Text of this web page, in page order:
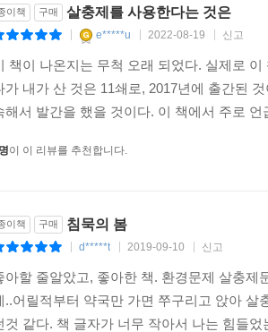
조화가 아름다운 어느 작은 마을에, 어느
리, 새들의 소리가 사라진 죽음의 공간으
정적이 감돌았다. 새들은 도대체 어디로
런 마을이 실제로 존재하지는 않지만 미
야 하는 의무
살충제ㆍ제초제 등의 효과를 모르면서
. 살충제 살포 과정은 끝없는 나선형처
내려는 노력이 계속되었다. 그런데 다윈
이책 구매 살충제를 사용한다는 것은
e*****u 2022-08-19 신고
책이 나온지는 무척 오래 되었다. 실제로
가 내가 산 것은 11쇄로, 2017년에 출간된
해서 발간을 했을 것이다. 이 책에서 주로
이 이 리뷰를 추천합니다.
이책 구매 침묵의 봄
d*****t 2019-09-10 신고
아할 줄알았고, 좋아한 책. 환경문제 살충
..어릴적부터 약국만 가면 쭈구리고 앉아 살
것 같다. 책 글자가 너무 작아서 나는 힘들